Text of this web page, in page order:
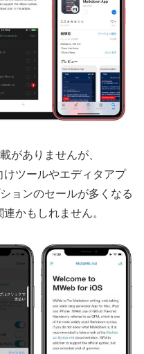
がありませんが、
ツールやエディタアプ
ョンのセールが多くなる
かもしれません。